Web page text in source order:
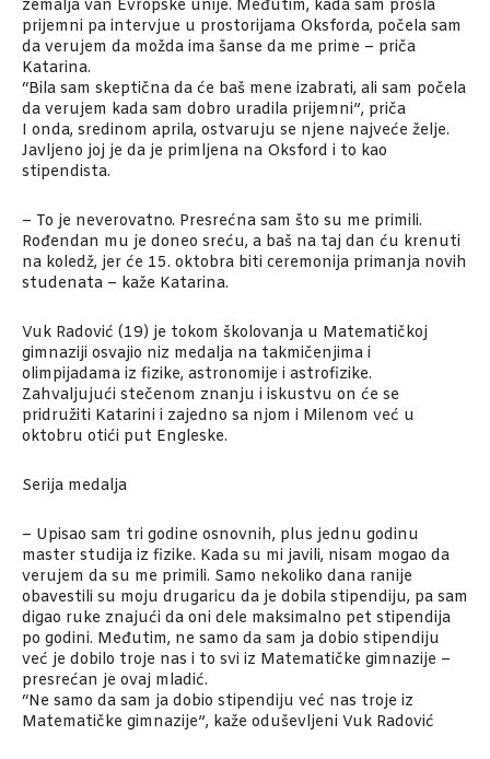
zemalja van Evropske unije. Međutim, kada sam prošla
prijemni pa intervjue u prostorijama Oksforda, počela sam
da verujem da možda ima šanse da me prime – priča
Katarina.
“Bila sam skeptična da će baš mene izabrati, ali sam počela
da verujem kada sam dobro uradila prijemni”, priča
I onda, sredinom aprila, ostvaruju se njene najveće želje.
Javljeno joj je da je primljena na Oksford i to kao
stipendista.
– To je neverovatno. Presrećna sam što su me primili.
Rođendan mu je doneo sreću, a baš na taj dan ću krenuti
na koledž, jer će 15. oktobra biti ceremonija primanja novih
studenata – kaže Katarina.
Vuk Radović (19) je tokom školovanja u Matematičkoj
gimnaziji osvajio niz medalja na takmičenjima i
olimpijadama iz fizike, astronomije i astrofizike.
Zahvaljujući stečenom znanju i iskustvu on će se
pridružiti Katarini i zajedno sa njom i Milenom već u
oktobru otići put Engleske.
Serija medalja
– Upisao sam tri godine osnovnih, plus jednu godinu
master studija iz fizike. Kada su mi javili, nisam mogao da
verujem da su me primili. Samo nekoliko dana ranije
obavestili su moju drugaricu da je dobila stipendiju, pa sam
digao ruke znajući da oni dele maksimalno pet stipendija
po godini. Međutim, ne samo da sam ja dobio stipendiju
već je dobilo troje nas i to svi iz Matematičke gimnazije –
presrećan je ovaj mladić.
“Ne samo da sam ja dobio stipendiju već nas troje iz
Matematičke gimnazije”, kaže oduševljeni Vuk Radović